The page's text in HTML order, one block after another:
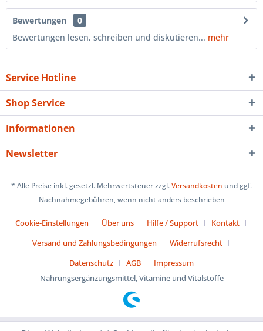
Bewertungen
0
Bewertungen lesen, schreiben und diskutieren... mehr
Service Hotline
Shop Service
Informationen
Newsletter
* Alle Preise inkl. gesetzl. Mehrwertsteuer zzgl.Versandkosten und ggf.
Nachnahmegebühren, wenn nicht anders beschrieben
Cookie-Einstellungen Über uns Hilfe / Support
Kontakt
Versand und Zahlungsbedingungen
Widerrufsrecht
Datenschutz
AGB
Impressum
Nahrungsergänzungsmittel, Vitamine und Vitalstoffe